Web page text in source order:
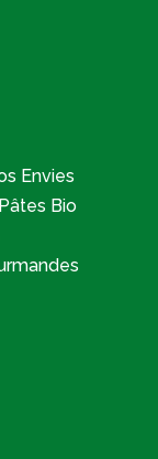
Envies
Bio